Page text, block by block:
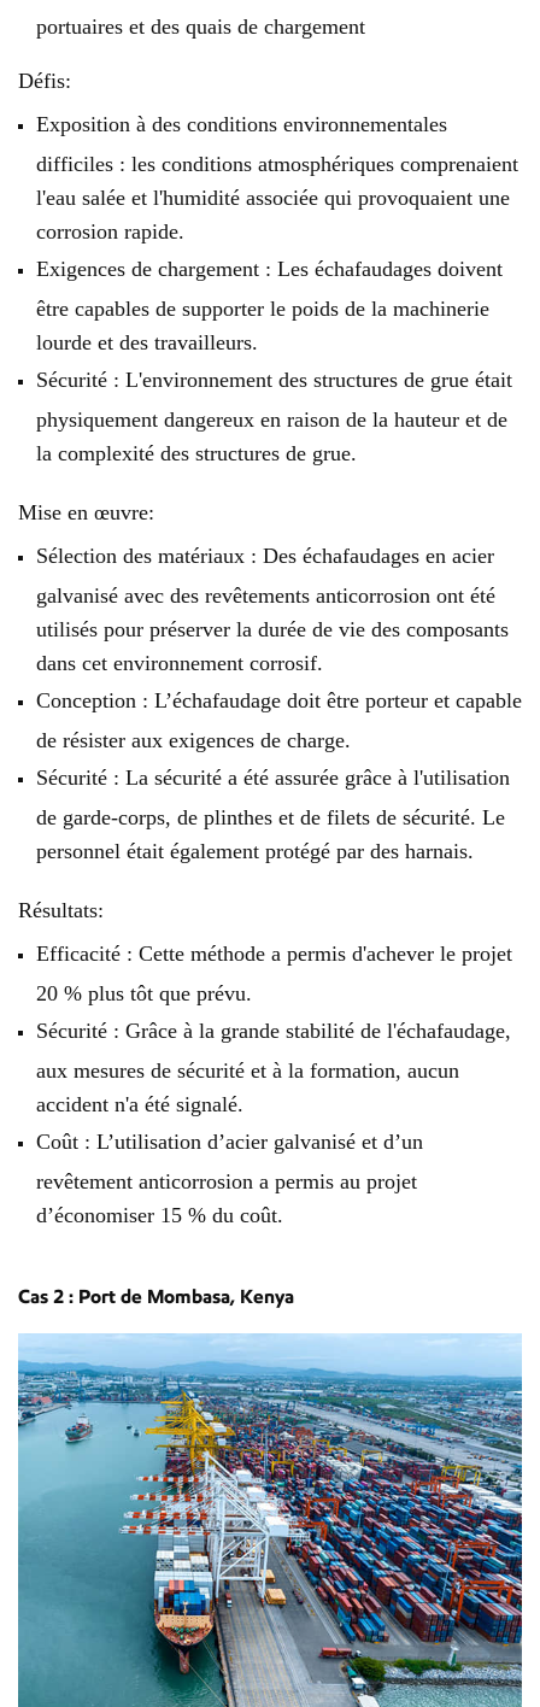
portuaires et des quais de chargement
Défis:
Exposition à des conditions environnementales
difficiles : les conditions atmosphériques comprenaient
l'eau salée et l'humidité associée qui provoquaient une
corrosion rapide.
Exigences de chargement : Les échafaudages doivent
être capables de supporter le poids de la machinerie
lourde et des travailleurs.
Sécurité : L'environnement des structures de grue était
physiquement dangereux en raison de la hauteur et de
la complexité des structures de grue.
Mise en œuvre:
Sélection des matériaux : Des échafaudages en acier
galvanisé avec des revêtements anticorrosion ont été
utilisés pour préserver la durée de vie des composants
dans cet environnement corrosif.
Conception : L’échafaudage doit être porteur et capable
de résister aux exigences de charge.
Sécurité : La sécurité a été assurée grâce à l'utilisation
de garde-corps, de plinthes et de filets de sécurité. Le
personnel était également protégé par des harnais.
Résultats:
Efficacité : Cette méthode a permis d'achever le projet
20 % plus tôt que prévu.
Sécurité : Grâce à la grande stabilité de l'échafaudage,
aux mesures de sécurité et à la formation, aucun
accident n'a été signalé.
Coût : L’utilisation d’acier galvanisé et d’un
revêtement anticorrosion a permis au projet
d’économiser 15 % du coût.
Cas 2 : Port de Mombasa, Kenya